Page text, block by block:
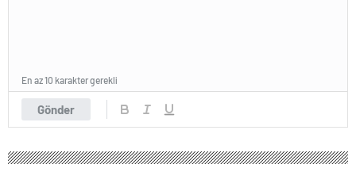
Gönder
En az 10 karakter gerekli